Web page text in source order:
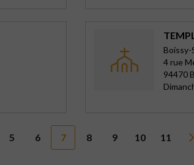
4 rue
94470
5 6 7 8 9 10 11